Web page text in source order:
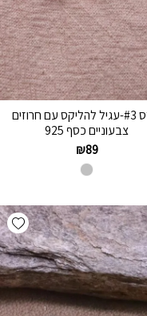
בידס #3-עגיל להליקס עם חרוזים
צבעוניים כסף 925
₪89